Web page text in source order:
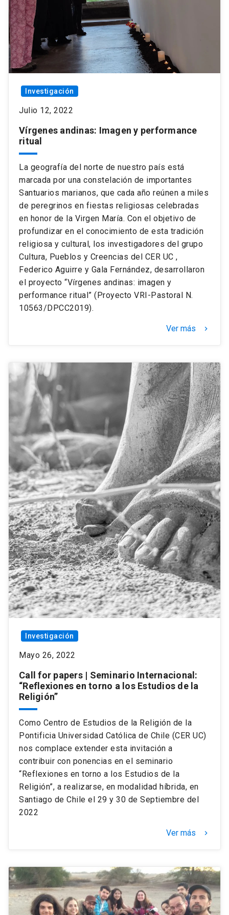
Investigación
Julio 12, 2022
Vírgenes andinas: Imagen y performance
ritual
La geografía del norte de nuestro país está
marcada por una constelación de importantes
Santuarios marianos, que cada año reúnen a miles
de peregrinos en fiestas religiosas celebradas
en honor de la Virgen María. Con el objetivo de
profundizar en el conocimiento de esta tradición
religiosa y cultural, los investigadores del grupo
Cultura, Pueblos y Creencias del CER UC ,
Federico Aguirre y Gala Fernández, desarrollaron
el proyecto “Vírgenes andinas: imagen y
performance ritual” (Proyecto VRI-Pastoral N.
10563/DPCC2019).
Ver más keyboard_arrow_right
Investigación
Mayo 26, 2022
Call for papers | Seminario Internacional:
“Reflexiones en torno a los Estudios de la
Religión”
Como Centro de Estudios de la Religión de la
Pontificia Universidad Católica de Chile (CER UC)
nos complace extender esta invitación a
contribuir con ponencias en el seminario
“Reflexiones en torno a los Estudios de la
Religión”, a realizarse, en modalidad híbrida, en
Santiago de Chile el 29 y 30 de Septiembre del
2022
Ver más keyboard_arrow_right